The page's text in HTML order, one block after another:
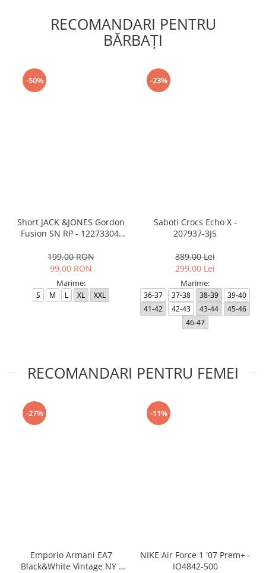
RECOMANDARI PENTRU
BĂRBAŢI
-50%
Short JACK &JONES Gordon
Fusion SN RP - 12273304-
199,00 RON
99,00 RON
Marime:
S M L XL XXL
-23%
Saboti Crocs Echo X -
207937-3J5
389,00 Lei
299,00 Lei
Marime:
36-37 37-38 38-39
39-40
41-42
42-43 43-44
45-46
46-47
RECOMANDARI PENTRU FEMEI
-27%
Emporio Armani EA7
Black&White Vintage NY -
-11%
NIKE Air Force 1 '07 Prem+ -
IO4842-500